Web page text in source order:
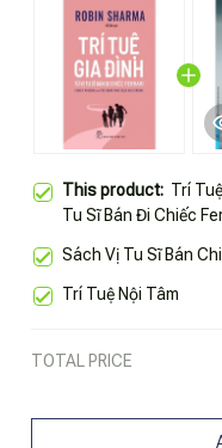
This product: Trí
Tu Sĩ Bán Đi Chiếc
Sách Vị Tu Sĩ Bán
Trí Tuệ Nội Tâm
TOTAL PRICE